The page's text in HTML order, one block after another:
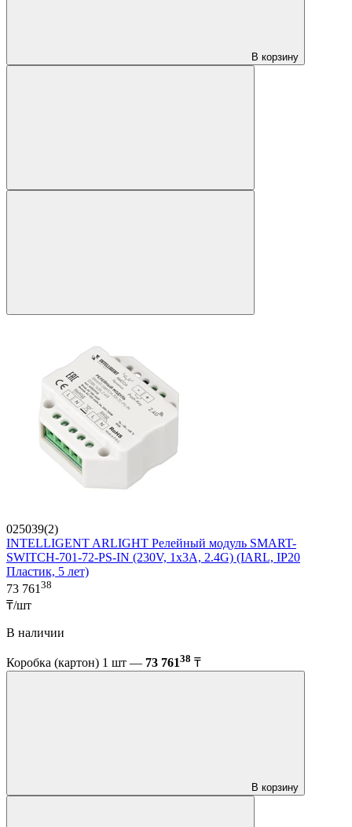
В корзину
025039(2)
INTELLIGENT ARLIGHT Релейный модуль SMART-
SWITCH-701-72-PS-IN (230V, 1x3A, 2.4G) (IARL, IP20
Пластик, 5 лет)
73 761 38
₸/шт
В наличии
Коробка (картон) 1 шт — 73 76138 ₸
В корзину